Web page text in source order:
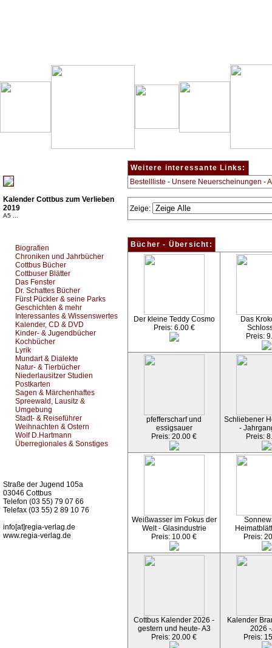
Kalender Cottbus zum Verlieben
2019
A5 ...
Biografien
Chroniken und Jahrbücher
Cottbus Bücher
Cottbuser Blätter
Das Fenster
Dr. Schattes Bücher
Fürst Pückler & seine Parks
Geschichten & mehr
Interessantes & Wissenswertes
Kalender, CD & DVD
Kinder- & Jugendbücher
Kochbücher
Lyrik
Mundart & Dialekte
Natur- & Tierbücher
Niederlausitzer Studien
Postkarten
Sagen & Märchenhaftes
Spreewald, Lausitz &
Umgebung
Stadt- & Reiseführer
Weihnachten & Ostern
Wolf D.Hartmann
Überregionales & Sonstiges
Straße der Jugend 105a
03046 Cottbus
Telefon (03 55) 79 07 66
Telefax (03 55) 2 89 10 76
info[at]regia-verlag.de
www.regia-verlag.de
Weitere interessante Links:
Bestellliste - Unsere Neuerscheinungen -
Zeige:
Bücher - Übersicht:
Der kleine Teddy Cosmo
Preis: 6.00 €
Das
Preis:
pfefferscharf und
essigsauer
Preis: 20.00 €
Schliebener
-
Preis:
Weißwasser im Fokus der
Welt - Glasindustrie
Preis: 10.00 €
Preis:
Cottbus Kalender 2026 -
gestern und heute- A3
Preis: 20.00 €
Kalender
2026
Preis: